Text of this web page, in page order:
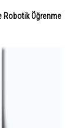
Robotik Öğrenme